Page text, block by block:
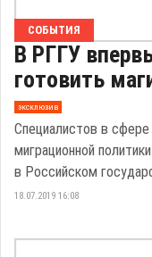
СОБЫТИЯ
В РГГУ
готовить
эксклюзив
Специалистов в
миграционной
в Российском
18.07.2019 16:08